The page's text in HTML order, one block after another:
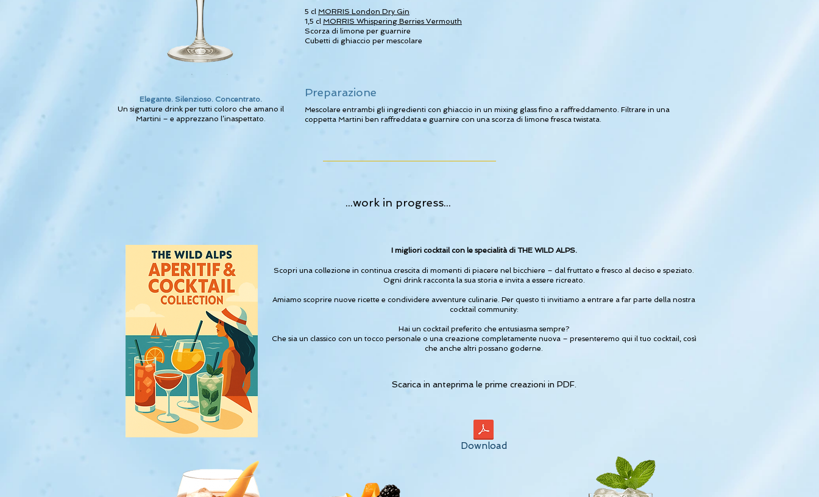
5 cl MORRIS London Dry Gin
1,5 cl MORRIS Whispering Berries Vermouth
Scorza di limone per guarnire
Cubetti di ghiaccio per mescolare
Elegante. Silenzioso. Concentrato.
Un signature drink per tutti coloro che amano il
Martini – e apprezzano l’inaspettato.
Preparazione
Mescolare entrambi gli ingredienti con ghiaccio in un mixing glass fino a raffreddamento. Filtrare in una
coppetta Martini ben raffreddata e guarnire con una scorza di limone fresca twistata.
...work in progress...
I migliori cocktail con le specialità di THE WILD ALPS.
Scopri una collezione in continua crescita di momenti di piacere nel bicchiere – dal fruttato e fresco al deciso e speziato.
Ogni drink racconta la sua storia e invita a essere ricreato.
Amiamo scoprire nuove ricette e condividere avventure culinarie. Per questo ti invitiamo a entrare a far parte della nostra
cocktail community:
Hai un cocktail preferito che entusiasma sempre?
Che sia un classico con un tocco personale o una creazione completamente nuova – presenteremo qui il tuo cocktail, così
che anche altri possano goderne.
Scarica in anteprima le prime creazioni in PDF.
Download